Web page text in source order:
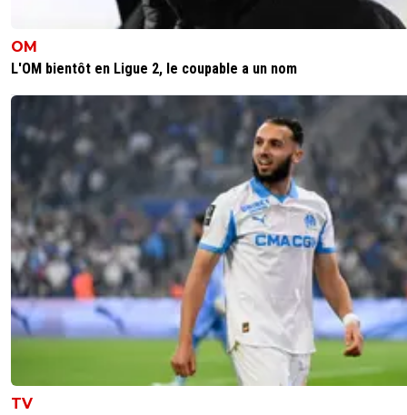
OM
L'OM bientôt en Ligue 2, le coupable a un nom
TV